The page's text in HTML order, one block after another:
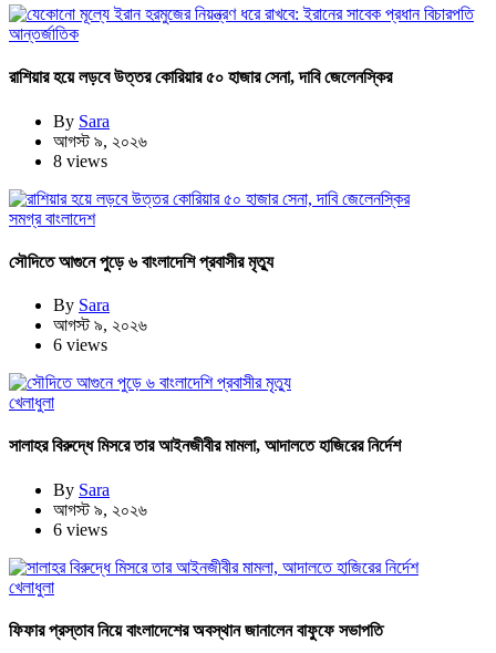
আন্তর্জাতিক
রাশিয়ার হয়ে লড়বে উত্তর কোরিয়ার ৫০ হাজার সেনা, দাবি জেলেনস্কির
By Sara
আগস্ট ৯, ২০২৬
8 views
সমগ্র বাংলাদেশ
সৌদিতে আগুনে পুড়ে ৬ বাংলাদেশি প্রবাসীর মৃত্যু
By Sara
আগস্ট ৯, ২০২৬
6 views
খেলাধুলা
সালাহর বিরুদ্ধে মিসরে তার আইনজীবীর মামলা, আদালতে হাজিরের নির্দেশ
By Sara
আগস্ট ৯, ২০২৬
6 views
খেলাধুলা
ফিফার প্রস্তাব নিয়ে বাংলাদেশের অবস্থান জানালেন বাফুফে সভাপতি